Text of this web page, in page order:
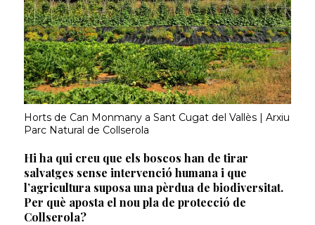
Horts de Can Monmany a Sant Cugat del Vallès | Arxiu
Parc Natural de Collserola
Hi ha qui creu que els boscos han de tirar
salvatges sense intervenció humana i que
l’agricultura suposa una pèrdua de biodiversitat.
Per què aposta el nou pla de protecció de
Collserola?